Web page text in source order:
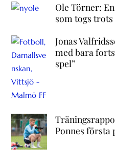
Ole Törner:
som togs
Jonas
med bara
spel”
Ponnes första